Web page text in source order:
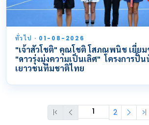
ทั่วไป · 01-08-2026
"เจ้าสัวโชติ" คุณโชติ โสภณพนิช เยี่ย
"ดาวรุ่งมุ่งความเป็นเลิศ" โครงการปั้
เยาวชนทีมชาติไทย
2